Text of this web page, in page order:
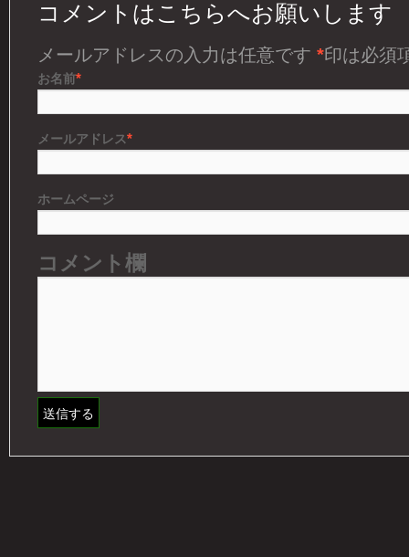
コメントはこちらへお願いします
メールアドレスの入力は任意です *印は必須
お名前*
メールアドレス*
ホームページ
コメント欄